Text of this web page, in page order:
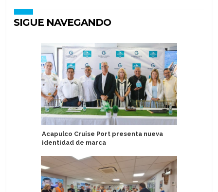
SIGUE NAVEGANDO
Acapulco Cruise Port presenta nueva
identidad de marca